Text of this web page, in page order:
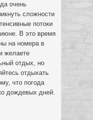
очень
сложности
потоки
В это время
на номера в
желаете
отдых, но
отдыхать
что погода
дождевых дней.